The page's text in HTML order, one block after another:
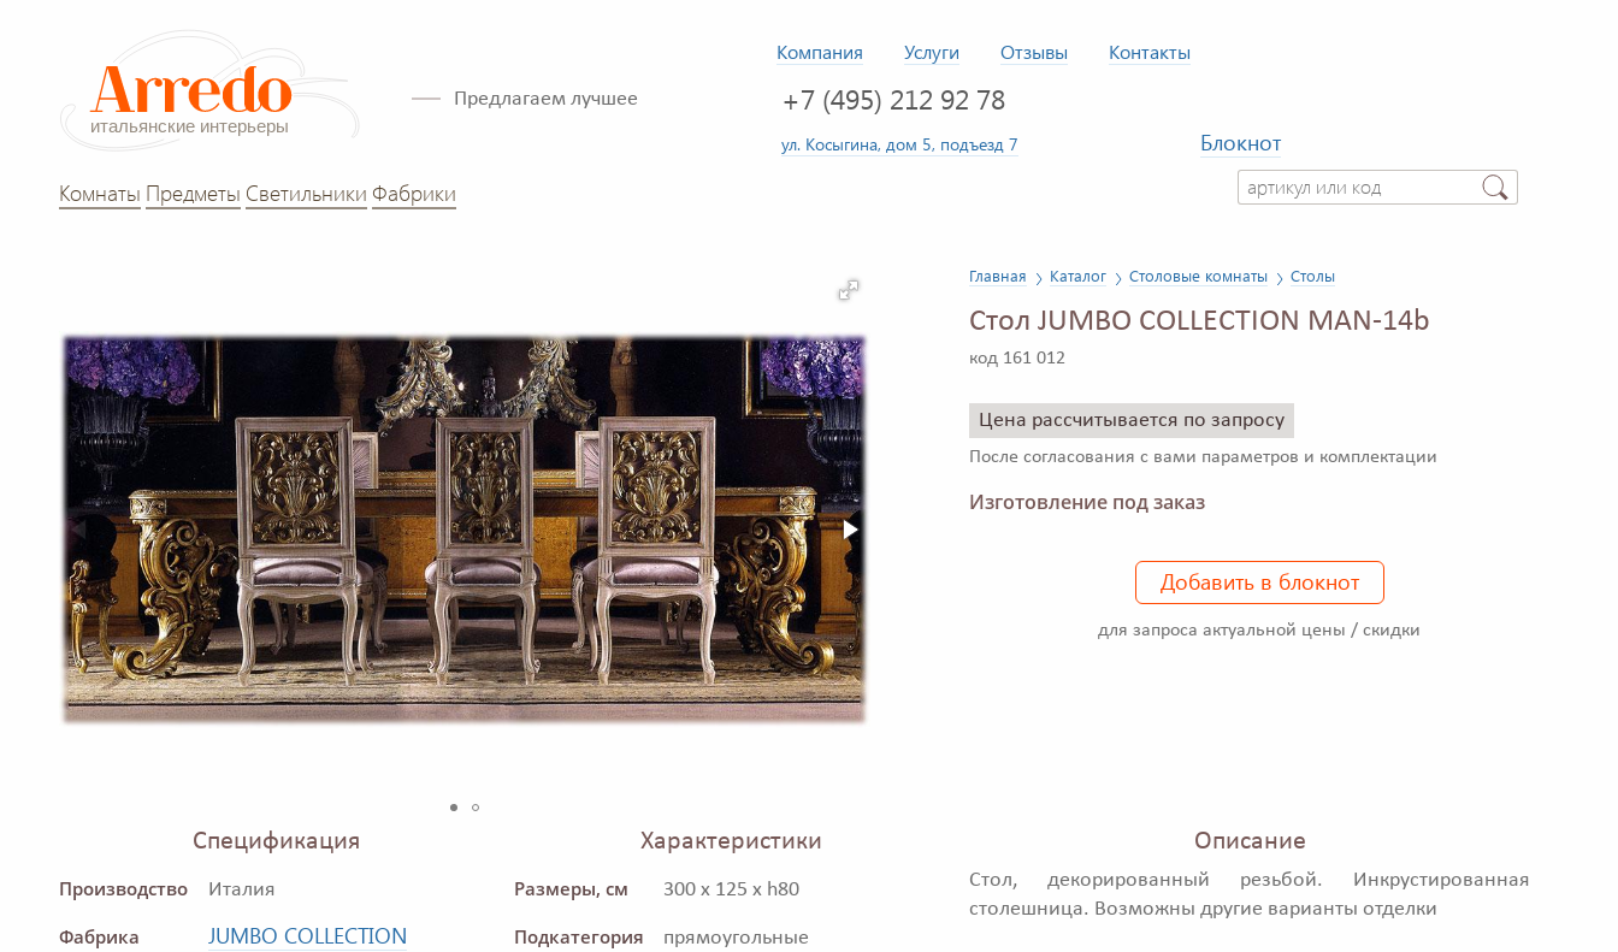
Компания Услуги Отзывы Контакты
Предлагаем лучшее +7 (495) 212 92 78
ул. Косыгина, дом 5, подъезд 7
Блокнот
Комнаты Предметы Светильники Фабрики
Главная Каталог Столовые комнаты Столы
Стол JUMBO COLLECTION MAN-14b
код 161 012
Цена рассчитывается по запросу
После согласования с вами параметров и комплектации
Изготовление под заказ
Добавить в блокнот
для запроса актуальной цены / скидки
Спецификация
Производство Италия
Фабрика JUMBO COLLECTION
Характеристики
Размеры, см 300 x 125 x h80
Подкатегория прямоугольные
Описание
Стол, декорированный резьбой. Инкрустированная
столешница. Возможны другие варианты отделки